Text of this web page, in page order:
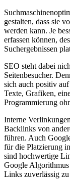
gestalten, dass sie
werden kann. Je
erfassen können,
Suchergebnissen
SEO steht dabei
Seitenbesucher.
sich auch positiv
Texte, Grafiken,
Programmierung
Interne
Backlinks von
führen. Auch
für die Platzierung
sind hochwertige
Google Algorithmus
Links zuverlässig